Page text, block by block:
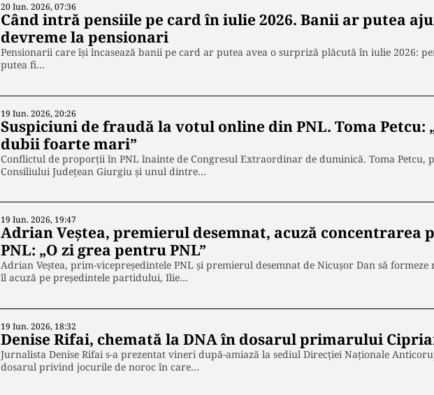
20 Iun. 2026, 07:36
Când intră pensiile pe card în iulie 2026. Banii ar putea
devreme la pensionari
Pensionarii care își încasează banii pe card ar putea avea o surpriză plăcută în iulie 2026:
putea fi…
19 Iun. 2026, 20:26
Suspiciuni de fraudă la votul online din PNL. Toma Petcu:
dubii foarte mari”
Conflictul de proporții în PNL înainte de Congresul Extraordinar de duminică. Toma Petcu,
Consiliului Județean Giurgiu și unul dintre…
19 Iun. 2026, 19:47
Adrian Veștea, premierul desemnat, acuză concentrarea
PNL: „O zi grea pentru PNL”
Adrian Veștea, prim-vicepreședintele PNL și premierul desemnat de Nicușor Dan să formeze
îl acuză pe președintele partidului, Ilie…
19 Iun. 2026, 18:32
Denise Rifai, chemată la DNA în dosarul primarului
Jurnalista Denise Rifai s-a prezentat vineri după-amiază la sediul Direcției Naționale
dosarul privind jocurile de noroc în care…